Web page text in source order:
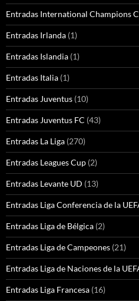
Entradas International Champions
Entradas Irlanda (1)
Entradas Islandia (1)
Entradas Italia (1)
Entradas Juventus (10)
Entradas Juventus FC (43)
Entradas La Liga (270)
Entradas Leagues Cup (2)
Entradas Levante UD (13)
Entradas Liga Conferencia de la
Entradas Liga de Bélgica (2)
Entradas Liga de Campeones (21)
Entradas Liga de Naciones de la
Entradas Liga Francesa (16)